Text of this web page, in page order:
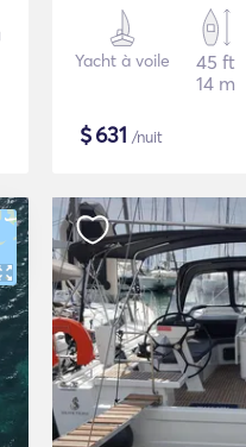
Yacht à voile
45 ft
14 m
$631 /nuit